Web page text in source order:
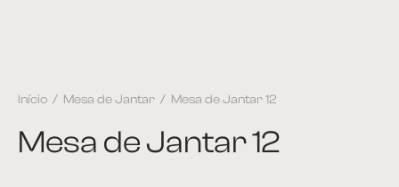
Início / Mesa de Jantar / Mesa de Jantar 12
Mesa de Jantar 12